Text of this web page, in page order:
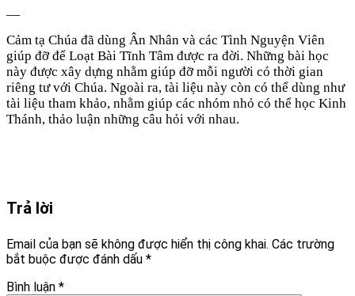
—
Cảm tạ Chúa đã dùng Ân Nhân và các Tình Nguyện Viên
giúp đỡ để Loạt Bài Tĩnh Tâm được ra đời. Những bài học
này được xây dựng nhằm giúp đỡ mỗi người có thời gian
riêng tư với Chúa. Ngoài ra, tài liệu này còn có thể dùng như
tài liệu tham khảo, nhằm giúp các nhóm nhỏ có thể học Kinh
Thánh, thảo luận những câu hỏi với nhau.
Trả lời
Email của bạn sẽ không được hiển thị công khai. Các trường
bắt buộc được đánh dấu *
Bình luận *